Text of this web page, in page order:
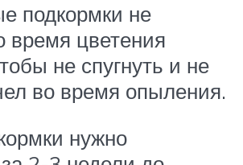
подкормки не
время цветения
не спугнуть и не
во время опыления.
нужно